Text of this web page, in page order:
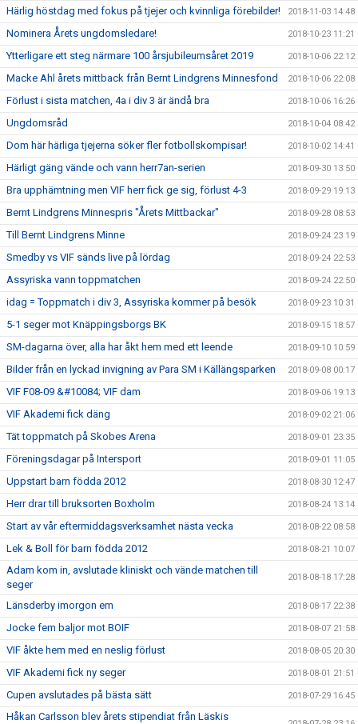
Härlig höstdag med fokus på tjejer och kvinnliga förebilder! 2018-11-03 14:48
Nominera Årets ungdomsledare! 2018-10-23 11:21
Ytterligare ett steg närmare 100 årsjubileumsåret 2019 2018-10-06 22:12
Macke Ahl årets mittback från Bernt Lindgrens Minnesfond 2018-10-06 22:08
Förlust i sista matchen, 4a i div 3 är ändå bra 2018-10-06 16:26
Ungdomsråd 2018-10-04 08:42
Dom här härliga tjejerna söker fler fotbollskompisar! 2018-10-02 14:41
Härligt gäng vände och vann herr7an-serien 2018-09-30 13:50
Bra upphämtning men VIF herr fick ge sig, förlust 4-3 2018-09-29 19:13
Bernt Lindgrens Minnespris "Årets Mittbackar" 2018-09-28 08:53
Till Bernt Lindgrens Minne 2018-09-24 23:19
Smedby vs VIF sänds live på lördag 2018-09-24 22:53
Assyriska vann toppmatchen 2018-09-24 22:50
idag = Toppmatch i div 3, Assyriska kommer på besök 2018-09-23 10:31
5-1 seger mot Knäppingsborgs BK 2018-09-15 18:57
SM-dagarna över, alla har åkt hem med ett leende 2018-09-10 10:59
Bilder från en lyckad invigning av Para SM i Källängsparken 2018-09-08 00:17
VIF F08-09 &#10084; VIF dam 2018-09-06 19:13
VIF Akademi fick däng 2018-09-02 21:06
Tät toppmatch på Skobes Arena 2018-09-01 23:35
Föreningsdagar på Intersport 2018-09-01 11:05
Uppstart barn födda 2012 2018-08-30 12:47
Herr drar till bruksorten Boxholm 2018-08-24 13:14
Start av vår eftermiddagsverksamhet nästa vecka 2018-08-22 08:58
Lek & Boll för barn födda 2012 2018-08-21 10:07
Adam kom in, avslutade kliniskt och vände matchen till
seger
2018-08-18 17:28
Länsderby imorgon em 2018-08-17 22:38
Jocke fem baljor mot BOIF 2018-08-07 21:58
VIF åkte hem med en neslig förlust 2018-08-05 20:30
VIF Akademi fick ny seger 2018-08-01 21:51
Cupen avslutades på bästa sätt 2018-07-29 16:45
Håkan Carlsson blev årets stipendiat från Läskis